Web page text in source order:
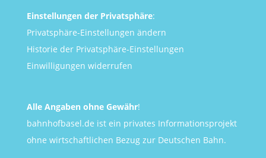
Einstellungen der Privatsphäre:
Privatsphäre-Einstellungen ändern
Historie der Privatsphäre-Einstellungen
Einwilligungen widerrufen
Alle Angaben ohne Gewähr!
bahnhofbasel.de ist ein privates Informationsprojekt
ohne wirtschaftlichen Bezug zur Deutschen Bahn.